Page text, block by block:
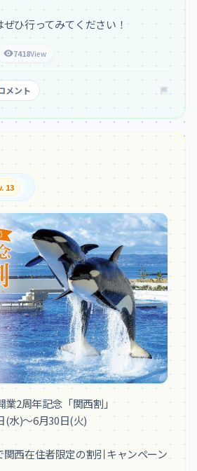
ひ行ってみてください！
7418View
メント
13
業2周年記念「関西割」
(水)～6月30日(火)
西在住者限定の割引キャンペーン